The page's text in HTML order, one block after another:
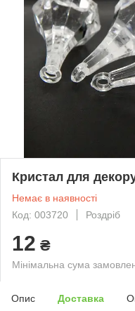
Кристал для
Немає в наявності
Код: 003720
Роздріб
12 ₴
Мінімальна сума
Опис Доставка